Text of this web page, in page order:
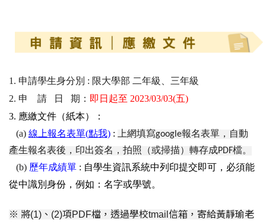
1. 申請學生身分別 : 限大學部 二年級、三年級
2. 申 請 日 期： 即日起至 2023/03/03(五)
3. 應繳文件（紙本）：
(a) 線上報名表單(點我) : 上網填寫google報名表單，自動
產生報名表後，印出簽名，拍照（或掃描）轉存成PDF檔。
(b) 歷年成績單 : 自學生資訊系統中列印提交即可，必須能
從中識別身份，例如：名字或學號。
※ 將(1) 、 (2)項PDF檔，透過學校tmail 信箱，寄給黃靜瑜老